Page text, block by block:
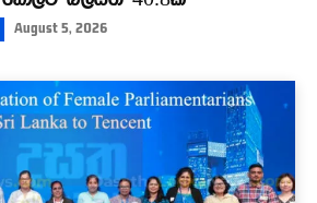
August 5, 2026